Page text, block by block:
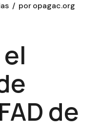
poropagac.org
de